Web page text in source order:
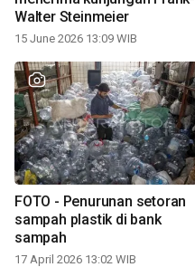
Walter Steinmeier
15 June 2026 13:09 WIB
FOTO - Penurunan setoran
sampah plastik di bank
sampah
17 April 2026 13:02 WIB